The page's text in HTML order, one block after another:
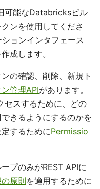
可能なDatabricksビル
ンを使用してくださ
ョンインタフェース
成します。
の確認、削除、新規ト
ン管理APIがあります。
セスするために、どの
きるようにするのかを
するためにPermissio
プのみがREST APIに
原則を適用するために